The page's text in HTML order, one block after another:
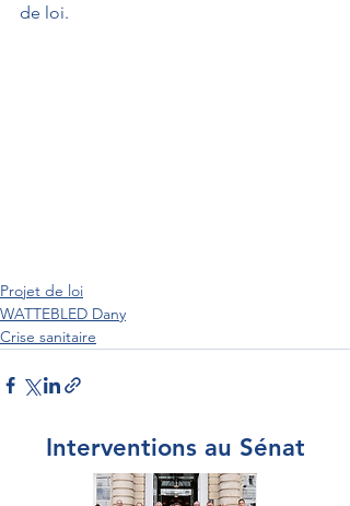
de loi.
Projet de loi
WATTEBLED Dany
Crise sanitaire
Interventions au Sénat